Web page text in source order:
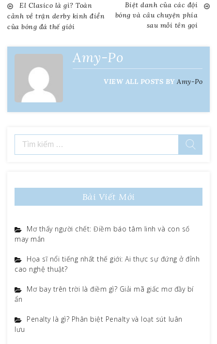
Điều
hướng
bài
viết
El Clasico là gì? Toàn
cảnh về trận derby kinh điển
của bóng đá thế giới
Biệt danh của các đội
bóng và câu chuyện phía
sau mỗi tên gọi
Amy-Po
VIEW ALL POSTS BY Amy-Po
Tìm
kiếm
Bài Viết Mới
Mơ thấy người chết: Điềm báo tâm linh và con số
may mắn
Họa sĩ nổi tiếng nhất thế giới: Ai thực sự đứng ở đỉnh
cao nghệ thuật?
Mơ bay trên trời là điềm gì? Giải mã giấc mơ đầy bí
ẩn
Penalty là gì? Phân biệt Penalty và loạt sút luân
lưu